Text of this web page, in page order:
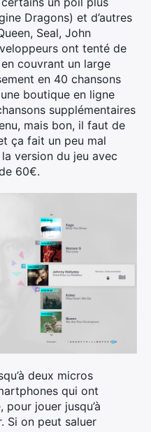
Dragons) et d’autres
Seal, John
ont tenté de
couvrant un large
en 40 chansons
boutique en ligne
supplémentaires
mais bon, il faut de
ça fait un peu mal
version du jeu avec
60€.
deux micros
qui ont
pour jouer jusqu’à
Si on peut saluer